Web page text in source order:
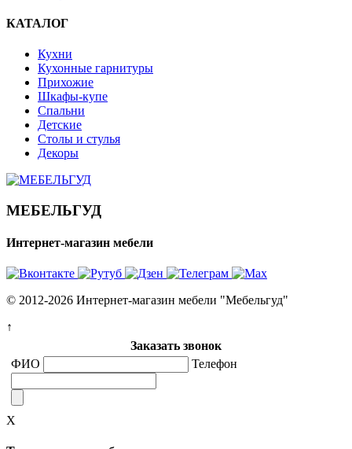
КАТАЛОГ
Кухни
Кухонные гарнитуры
Прихожие
Шкафы-купе
Спальни
Детские
Столы и стулья
Декоры
МЕБЕЛЬГУД
Интернет-магазин мебели
© 2012-2026 Интернет-магазин мебели "Мебельгуд"
↑
Заказать звонок
ФИО
Телефон
X